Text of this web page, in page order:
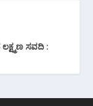
ಸವದಿ :